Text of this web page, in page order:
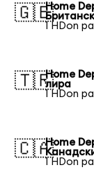
🇬🇧Home
1 HDon
🇹🇷Home
лира
1 HDon
🇨🇦Home
1 HDon